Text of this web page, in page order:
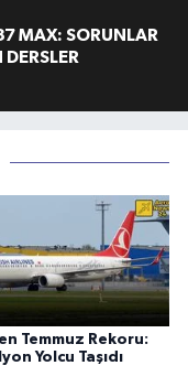
MAX: SORUNLAR
Temmuz Rekoru:
Yolcu Taşıdı